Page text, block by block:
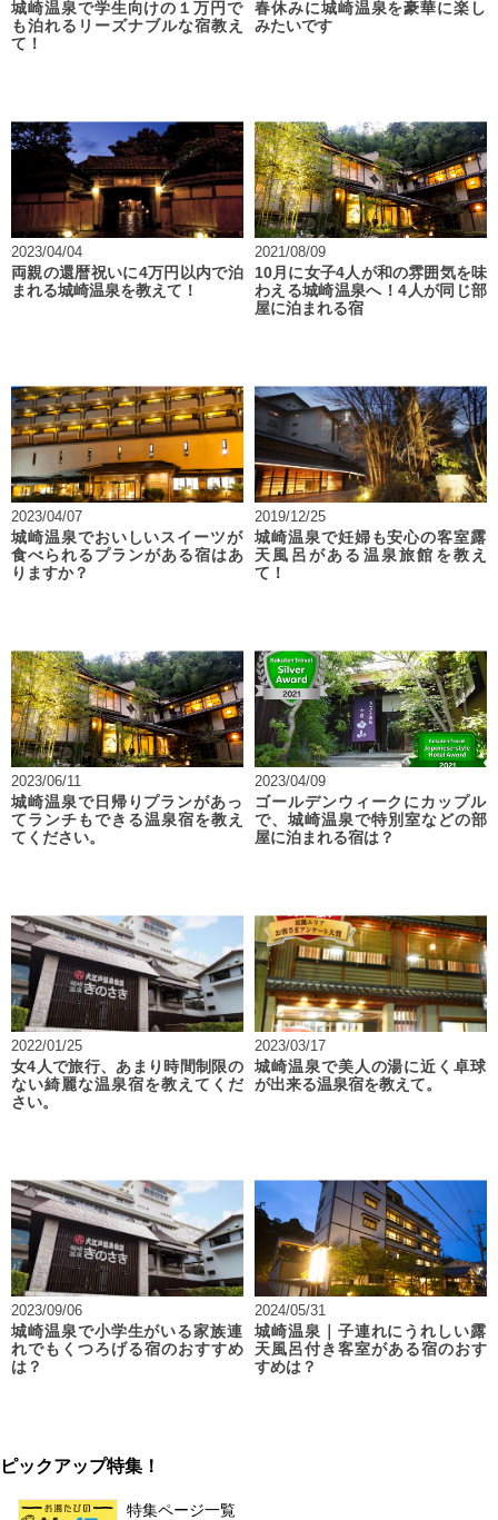
城崎温泉で学生向けの１万円で
も泊れるリーズナブルな宿教え
て！
春休みに城崎温泉を豪華に楽し
みたいです
2023/04/04
両親の還暦祝いに4万円以内で泊
まれる城崎温泉を教えて！
2021/08/09
10月に女子4人が和の雰囲気を味
わえる城崎温泉へ！4人が同じ部
屋に泊まれる宿
2023/04/07
城崎温泉でおいしいスイーツが
食べられるプランがある宿はあ
りますか？
2019/12/25
城崎温泉で妊婦も安心の客室露
天風呂がある温泉旅館を教え
て！
2023/06/11
城崎温泉で日帰りプランがあっ
てランチもできる温泉宿を教え
てください。
2023/04/09
ゴールデンウィークにカップル
で、城崎温泉で特別室などの部
屋に泊まれる宿は？
2022/01/25
女4人で旅行、あまり時間制限の
ない綺麗な温泉宿を教えてくだ
さい。
2023/03/17
城崎温泉で美人の湯に近く卓球
が出来る温泉宿を教えて。
2023/09/06
城崎温泉で小学生がいる家族連
れでもくつろげる宿のおすすめ
は？
2024/05/31
城崎温泉｜子連れにうれしい露
天風呂付き客室がある宿のおす
すめは？
ピックアップ特集！
特集ページ一覧